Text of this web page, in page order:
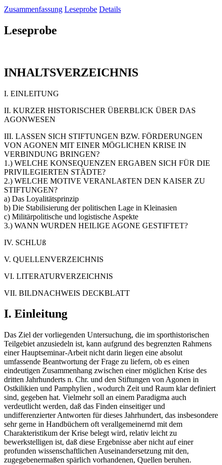
Zusammenfassung Leseprobe Details
Leseprobe
INHALTSVERZEICHNIS
I. EINLEITUNG
II. KURZER HISTORISCHER ÜBERBLICK ÜBER DAS
AGONWESEN
III. LASSEN SICH STIFTUNGEN BZW. FÖRDERUNGEN
VON AGONEN MIT EINER MÖGLICHEN KRISE IN
VERBINDUNG BRINGEN?
1.) WELCHE KONSEQUENZEN ERGABEN SICH FÜR DIE
PRIVILEGIERTEN STÄDTE?
2.) WELCHE MOTIVE VERANLAßTEN DEN KAISER ZU
STIFTUNGEN?
a) Das Loyalitätsprinzip
b) Die Stabilisierung der politischen Lage in Kleinasien
c) Militärpolitische und logistische Aspekte
3.) WANN WURDEN HEILIGE AGONE GESTIFTET?
IV. SCHLUß
V. QUELLENVERZEICHNIS
VI. LITERATURVERZEICHNIS
VII. BILDNACHWEIS DECKBLATT
I. Einleitung
Das Ziel der vorliegenden Untersuchung, die im sporthistorischen
Teilgebiet anzusiedeln ist, kann aufgrund des begrenzten Rahmens
einer Hauptseminar-Arbeit nicht darin liegen eine absolut
umfassende Beantwortung der Frage zu liefern, ob es einen
eindeutigen Zusammenhang zwischen einer möglichen Krise des
dritten Jahrhunderts n. Chr. und den Stiftungen von Agonen in
Ostkilikien und Pamphylien , wodurch Zeit und Raum klar definiert
sind, gegeben hat. Vielmehr soll an einem Paradigma auch
verdeutlicht werden, daß das Finden einseitiger und
undifferenzierter Antworten für dieses Jahrhundert, das insbesondere
sehr gerne in Handbüchern oft verallgemeinernd mit dem
Charakteristikum der Krise belegt wird, relativ leicht zu
bewerkstelligen ist, daß diese Ergebnisse aber nicht auf einer
profunden wissenschaftlichen Auseinandersetzung mit den,
zugegebenermaßen spärlich vorhandenen, Quellen beruhen.